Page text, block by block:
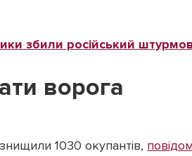
збили російський
ворога
1030 окупантів,